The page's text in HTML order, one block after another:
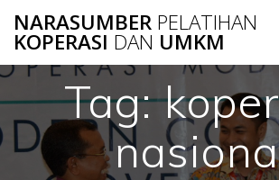
to
content
NARASUMBER PELATIHAN
KOPERASI DAN UMKM
Tag: